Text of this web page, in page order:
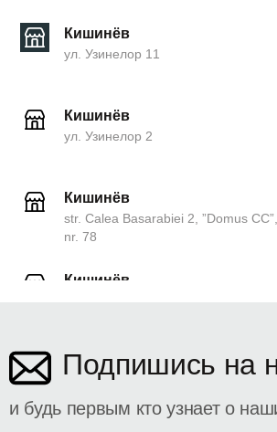
Кишинёв
ул. Узинелор 11
Кишинёв
ул. Узинелор 2
Кишинёв
str. Calea Basarabiei 2, ”Domus
nr. 78
Кишинёв
Подпишись на
и будь первым кто узнает о